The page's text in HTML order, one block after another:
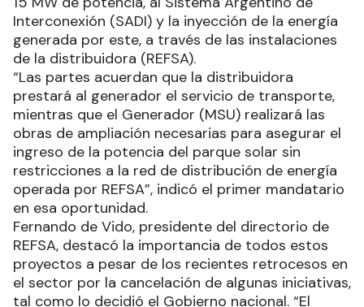
Interconexión (SADI) y la inyección de la energía
generada por este, a través de las instalaciones
de la distribuidora (REFSA).
“Las partes acuerdan que la distribuidora
prestará al generador el servicio de transporte,
mientras que el Generador (MSU) realizará las
obras de ampliación necesarias para asegurar el
ingreso de la potencia del parque solar sin
restricciones a la red de distribución de energía
operada por REFSA”, indicó el primer mandatario
en esa oportunidad.
Fernando de Vido, presidente del directorio de
REFSA, destacó la importancia de todos estos
proyectos a pesar de los recientes retrocesos en
el sector por la cancelación de algunas iniciativas,
tal como lo decidió el Gobierno nacional. “El